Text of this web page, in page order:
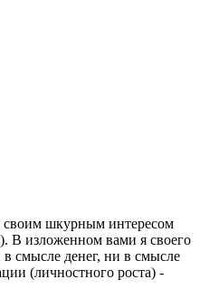
своим шкурным интересом
В изложенном вами я своего
смысле денег, ни в смысле
(личностного роста) -